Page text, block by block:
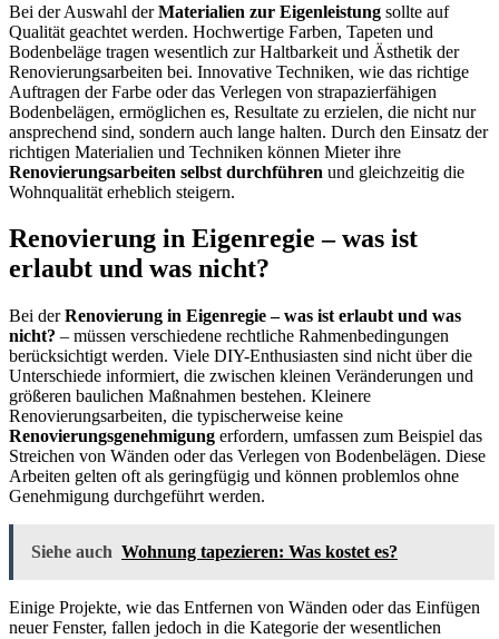
Bei der Auswahl derMaterialien zur Eigenleistung sollte auf
Qualität geachtet werden. Hochwertige Farben, Tapeten und
Bodenbeläge tragen wesentlich zur Haltbarkeit und Ästhetik der
Renovierungsarbeiten bei. Innovative Techniken, wie das richtige
Auftragen der Farbe oder das Verlegen von strapazierfähigen
Bodenbelägen, ermöglichen es, Resultate zu erzielen, die nicht nur
ansprechend sind, sondern auch lange halten. Durch den Einsatz der
richtigen Materialien und Techniken können Mieter ihre
Renovierungsarbeiten selbst durchführen und gleichzeitig die
Wohnqualität erheblich steigern.
Renovierung in Eigenregie – was ist
erlaubt und was nicht?
Bei derRenovierung in Eigenregie – was ist erlaubt und was
nicht? – müssen verschiedene rechtliche Rahmenbedingungen
berücksichtigt werden. Viele DIY-Enthusiasten sind nicht über die
Unterschiede informiert, die zwischen kleinen Veränderungen und
größeren baulichen Maßnahmen bestehen. Kleinere
Renovierungsarbeiten, die typischerweise keine
Renovierungsgenehmigung erfordern, umfassen zum Beispiel das
Streichen von Wänden oder das Verlegen von Bodenbelägen. Diese
Arbeiten gelten oft als geringfügig und können problemlos ohne
Genehmigung durchgeführt werden.
Siehe auch Wohnung tapezieren: Was kostet es?
Einige Projekte, wie das Entfernen von Wänden oder das Einfügen
neuer Fenster, fallen jedoch in die Kategorie der wesentlichen